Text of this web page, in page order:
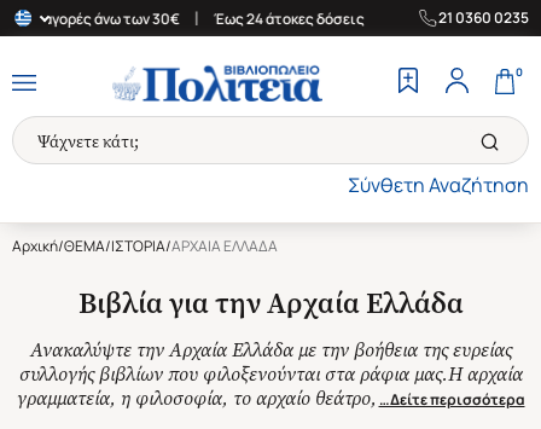
αγορές άνω των 30€ | Έως 24 άτοκες δόσεις Δωρεάν
21 0360 0235
Σύνθετη Αναζήτηση
0
Αρχική/ΘΕΜΑ/ΙΣΤΟΡΙΑ/ΑΡΧΑΙΑ ΕΛΛΑΔΑ
Βιβλία για την Αρχαία Ελλάδα
Ανακαλύψτε την Αρχαία Ελλάδα με την βοήθεια της ευρείας
συλλογής βιβλίων που φιλοξενούνται στα ράφια μας.Η αρχαία
γραμματεία, η φιλοσοφία, το αρχαίο θεάτρο, …Δείτε περισσότερα